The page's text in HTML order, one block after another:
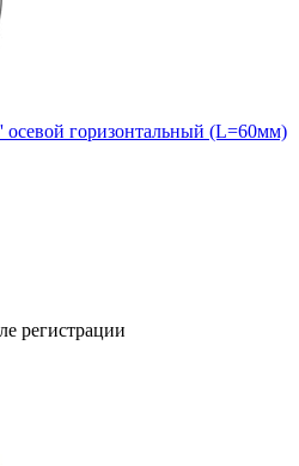
горизонтальный (L=60мм)
регистрации